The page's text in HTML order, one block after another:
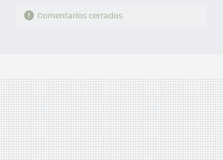
Comentarios cerrados